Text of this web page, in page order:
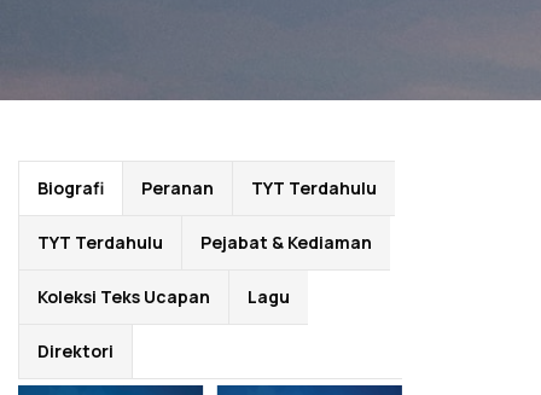
Biografi Peranan TYT Terdahulu
TYT Terdahulu Pejabat & Kediaman
Koleksi Teks Ucapan Lagu
Direktori